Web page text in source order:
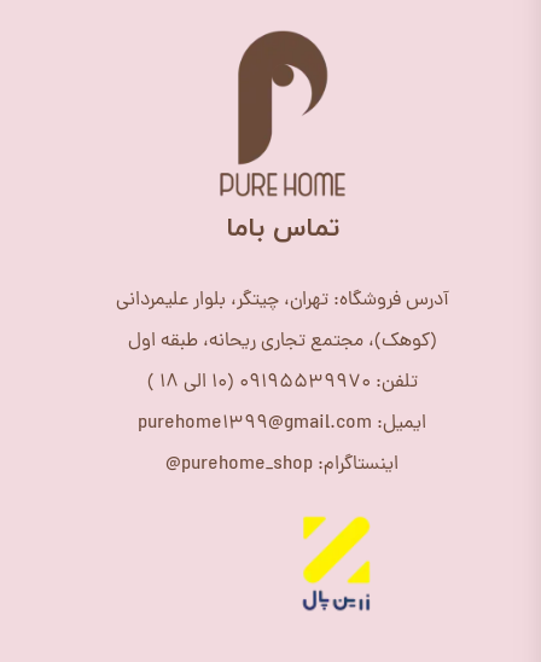
​تماس باما
آدرس فروشگاه: تهران، چیتگر، بلوار علیمردانی
(کوهک)، مجتمع تجاری ریحانه، طبقه اول
تلفن: 09195539970 (10 الی 18 )
ایمیل: purehome1399@gmail.com
اینستاگرام: purehome_shop@